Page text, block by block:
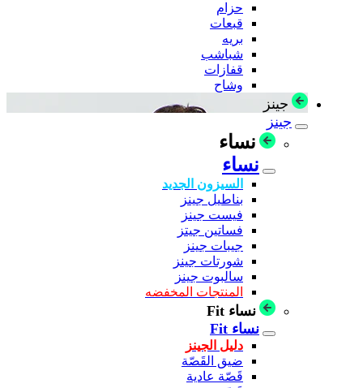
حزام
قبعات
بريه
شباشب
قفازات
وشاح
جينز
جينز
نساء
نساء
السيزون الجديد
بناطيل جينز
فيست جينز
فساتين جيتز
جيبات جينز
شورتات جينز
سالبوت جينز
المنتجات المخفضه
نساء Fit
نساء Fit
دليل الجينز
ضيق القَصّة
قَصّة عادية